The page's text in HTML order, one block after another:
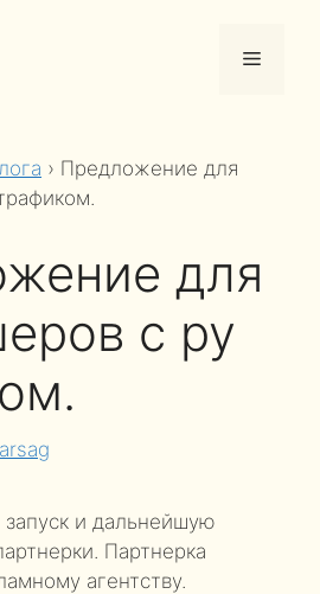
Меню
› Предложение для
для
с ру
и дальнейшую
Партнерка
агентству.